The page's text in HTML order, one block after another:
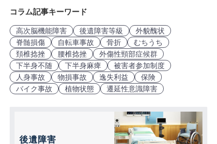
コラム記事キーワード
高次脳機能障害 後遺障害等級
外貌醜状
脊髄損傷
自転車事故 骨折
むちうち
頚椎捻挫
腰椎捻挫
外傷性頸部症候群
下半身不随
下半身麻痺
被害者参加制度
人身事故
物損事故 逸失利益
保険
バイク事故
植物状態 遷延性意識障害
後遺障害